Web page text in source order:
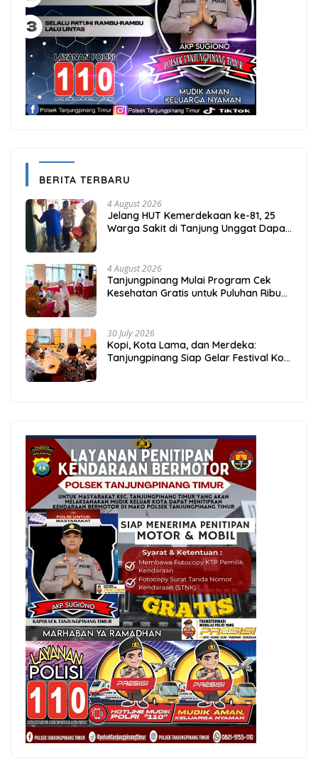
BERITA TERBARU
4 August 2026
Jelang HUT Kemerdekaan ke-81, 25
Warga Sakit di Tanjung Unggat Dapat
4 August 2026
Tanjungpinang Mulai Program Cek
Kesehatan Gratis untuk Puluhan Ribu
30 July 2026
Kopi, Kota Lama, dan Merdeka:
Tanjungpinang Siap Gelar Festival Kopi